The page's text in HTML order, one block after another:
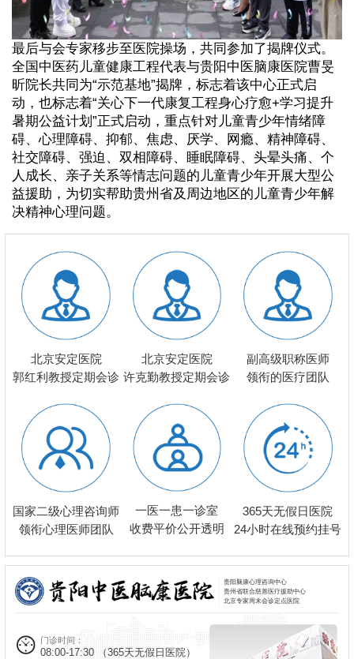
最后与会专家移步至医院操场，共同参加了揭牌仪式。
全国中医药儿童健康工程代表与贵阳中医脑康医院曹旻
昕院长共同为“示范基地”揭牌，标志着该中心正式启
动，也标志着“关心下一代康复工程身心疗愈+学习提升
暑期公益计划”正式启动，重点针对儿童青少年情绪障
碍、心理障碍、抑郁、焦虑、厌学、网瘾、精神障碍、
社交障碍、强迫、双相障碍、睡眠障碍、头晕头痛、个
人成长、亲子关系等情志问题的儿童青少年开展大型公
益援助，为切实帮助贵州省及周边地区的儿童青少年解
决精神心理问题。
北京安定医院
郭红利教授定期会诊
北京安定医院
许克勤教授定期会诊
副高级职称医师
领衔的医疗团队
国家二级心理咨询师
领衔心理医师团队
一医一患一诊室
收费平价公开透明
365天无假日医院
24小时在线预约挂号
贵阳脑康心理咨询中心
贵州省联合慈善医疗援助中心
北京专家周末会诊定点医院
门诊时间：
08:00-17:30 （365天无假日医院）